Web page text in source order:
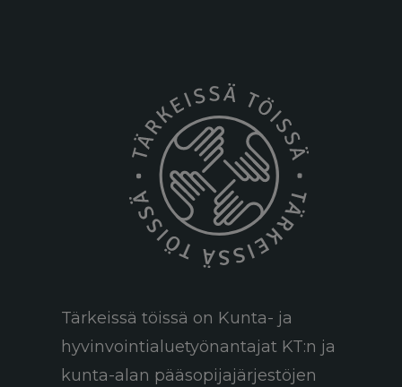
Tärkeissä töissä on Kunta- ja
hyvinvointialuetyönantajat KT:n ja
kunta-alan pääsopijajärjestöjen